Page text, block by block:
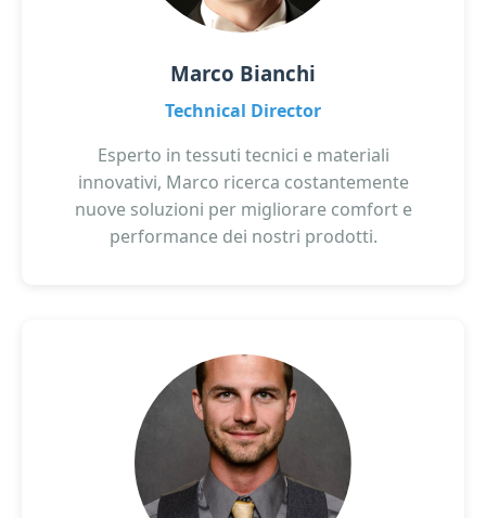
Marco Bianchi
Technical Director
Esperto in tessuti tecnici e materiali
innovativi, Marco ricerca costantemente
nuove soluzioni per migliorare comfort e
performance dei nostri prodotti.